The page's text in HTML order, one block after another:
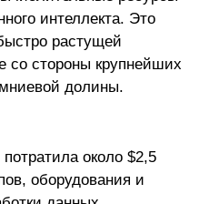
интеллекта. Это
растущей
со стороны крупнейших
долины.
около $2,5
оборудования и